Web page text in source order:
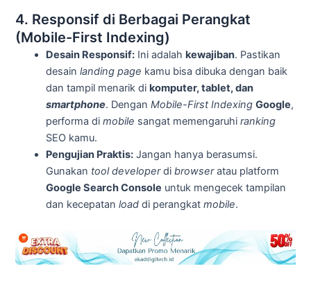
4. Responsif di Berbagai Perangkat
(Mobile-First Indexing)
Desain Responsif: Ini adalahkewajiban. Pastikan
desainlanding page kamu bisa dibuka dengan baik
dan tampil menarik dikomputer, tablet, dan
smartphone. DenganMobile-First Indexing Google,
performa dimobile sangat memengaruhiranking
SEO kamu.
Pengujian Praktis: Jangan hanya berasumsi.
Gunakan tool developerdibrowseratau platform
Google Search Console untuk mengecek tampilan
dan kecepatanload di perangkatmobile.